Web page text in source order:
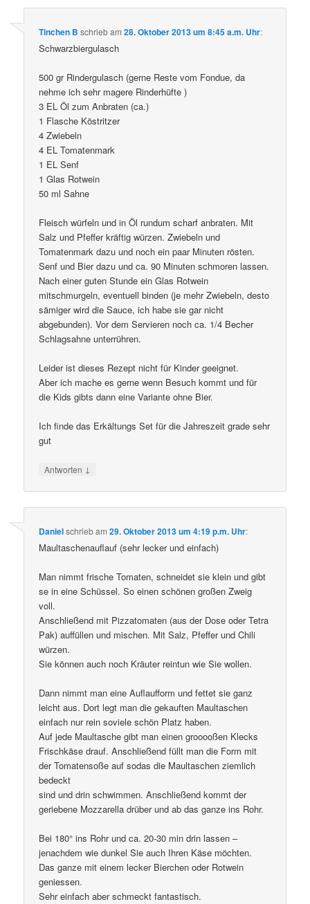
Tinchen B schriebam28. Oktober 2013 um 8:45 a.m. Uhr:
Schwarzbiergulasch
500 gr Rindergulasch (gerne Reste vom Fondue, da
nehme ich sehr magere Rinderhüfte )
3 EL Öl zum Anbraten (ca.)
1 Flasche Köstritzer
4 Zwiebeln
4 EL Tomatenmark
1 EL Senf
1 Glas Rotwein
50 ml Sahne
Fleisch würfeln und in Öl rundum scharf anbraten. Mit
Salz und Pfeffer kräftig würzen. Zwiebeln und
Tomatenmark dazu und noch ein paar Minuten rösten.
Senf und Bier dazu und ca. 90 Minuten schmoren lassen.
Nach einer guten Stunde ein Glas Rotwein
mitschmurgeln, eventuell binden (je mehr Zwiebeln, desto
sämiger wird die Sauce, ich habe sie gar nicht
abgebunden). Vor dem Servieren noch ca. 1/4 Becher
Schlagsahne unterrühren.
Leider ist dieses Rezept nicht für Kinder geeignet.
Aber ich mache es gerne wenn Besuch kommt und für
die Kids gibts dann eine Variante ohne Bier.
Ich finde das Erkältungs Set für die Jahreszeit grade sehr
gut
Antworten ↓
Danielschriebam29. Oktober 2013 um 4:19 p.m. Uhr:
Maultaschenauflauf (sehr lecker und einfach)
Man nimmt frische Tomaten, schneidet sie klein und gibt
se in eine Schüssel. So einen schönen großen Zweig
voll.
Anschließend mit Pizzatomaten (aus der Dose oder Tetra
Pak) auffüllen und mischen. Mit Salz, Pfeffer und Chili
würzen.
Sie können auch noch Kräuter reintun wie Sie wollen.
Dann nimmt man eine Auflaufform und fettet sie ganz
leicht aus. Dort legt man die gekauften Maultaschen
einfach nur rein soviele schön Platz haben.
Auf jede Maultasche gibt man einen grooooßen Klecks
Frischkäse drauf. Anschließend füllt man die Form mit
der Tomatensoße auf sodas die Maultaschen ziemlich
bedeckt
sind und drin schwimmen. Anschließend kommt der
geriebene Mozzarella drüber und ab das ganze ins Rohr.
Bei 180° ins Rohr und ca. 20-30 min drin lassen –
jenachdem wie dunkel Sie auch Ihren Käse möchten.
Das ganze mit einem lecker Bierchen oder Rotwein
geniessen.
Sehr einfach aber schmeckt fantastisch.